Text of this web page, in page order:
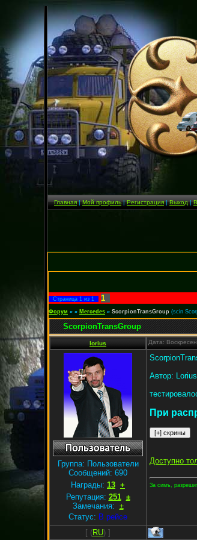
Главная|Мой профиль|Регистрация|Выход|
Страница 1 из 1 1
Форум » » Mercedes » ScorpionTransGroup (scin
ScorpionTransGroup
lorius Дата:
Группа: Пользователи
Сообщений: 690
Награды: 13 +
Репутация: 251 ±
Замечания: ±
Статус: В рейсе
Автор: Lorius
При
Доступно
За симъ,
[ (RU) ]